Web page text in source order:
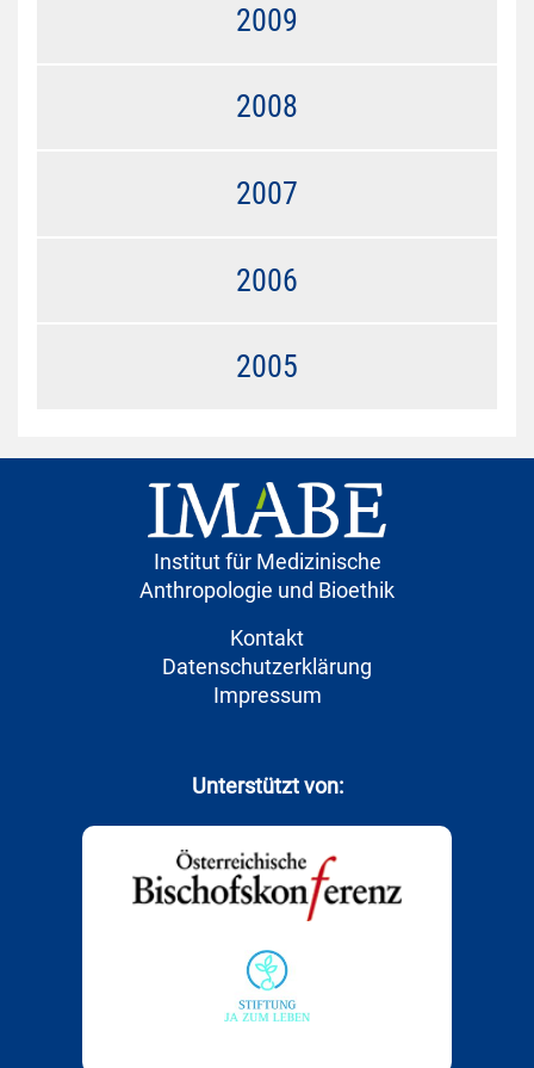
2009
2008
2007
2006
2005
Institut für Medizinische
Anthropologie und Bioethik
Kontakt
Datenschutzerklärung
Impressum
Unterstützt von: